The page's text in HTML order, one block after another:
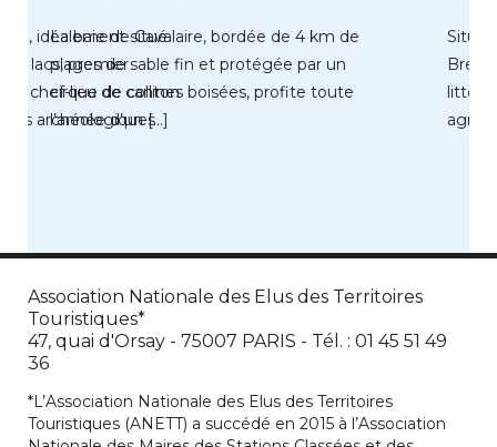
idéalement situé
lacs, premier
un chef-lieu de canton
archéologiques
La baie de Cavalaire, bordée de 4 km de
plages de sable fin et protégée par un
cirque de collines boisées, profite toute
l’année d’un […]
Association Nationale des Elus des Territoires
Touristiques*
47, quai d'Orsay - 75007 PARIS - Tél. : 01 45 51 49
36
*L’Association Nationale des Elus des Territoires
Touristiques (ANETT) a succédé en 2015 à l’Association